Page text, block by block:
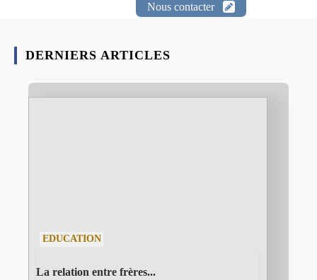
Nous contacter
DERNIERS ARTICLES
EDUCATION
La relation entre frères...